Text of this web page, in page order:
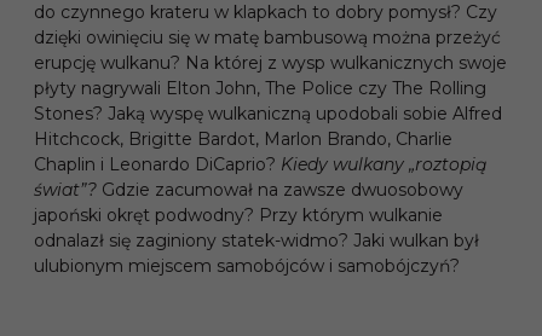
do czynnego krateru w klapkach to dobry pomysł? Czy
dzięki owinięciu się w matę bambusową można przeżyć
erupcję wulkanu? Na której z wysp wulkanicznych swoje
płyty nagrywali Elton John, The Police czy The Rolling
Stones? Jaką wyspę wulkaniczną upodobali sobie Alfred
Hitchcock, Brigitte Bardot, Marlon Brando, Charlie
Chaplin i Leonardo DiCaprio? Kiedy wulkany „roztopią
świat”? Gdzie zacumował na zawsze dwuosobowy
japoński okręt podwodny? Przy którym wulkanie
odnalazł się zaginiony statek-widmo? Jaki wulkan był
ulubionym miejscem samobójców i samobójczyń?